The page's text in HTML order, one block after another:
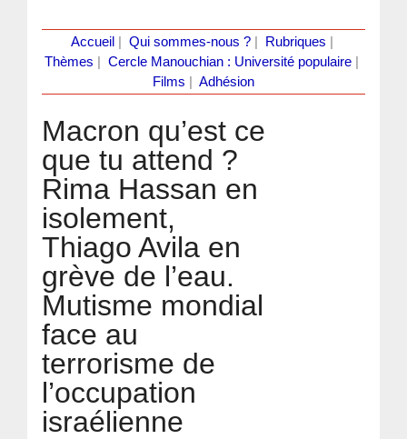
Accueil Qui sommes-nous ?| Rubriques
Thèmes
Cercle Manouchian : Université populaire
Films
Adhésion
Macron qu’est ce
que tu attend ?
Rima Hassan en
isolement,
Thiago Avila en
grève de l’eau.
Mutisme mondial
face au
terrorisme de
l’occupation
israélienne